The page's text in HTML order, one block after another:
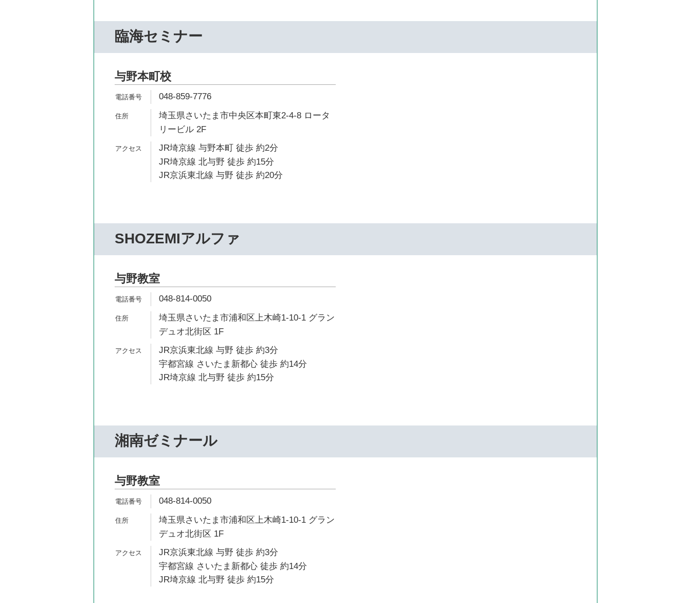
臨海セミナー
与野本町校
048-859-7776
埼玉県さいたま市中央区本町東2-4-8 ロータ
リービル 2F
JR埼京線 与野本町 徒歩 約2分
JR埼京線 北与野 徒歩 約15分
JR京浜東北線 与野 徒歩 約20分
SHOZEMIアルファ
与野教室
048-814-0050
埼玉県さいたま市浦和区上木崎1-10-1 グラン
デュオ北街区 1F
JR京浜東北線 与野 徒歩 約3分
宇都宮線 さいたま新都心 徒歩 約14分
JR埼京線 北与野 徒歩 約15分
湘南ゼミナール
与野教室
048-814-0050
埼玉県さいたま市浦和区上木崎1-10-1 グラン
デュオ北街区 1F
JR京浜東北線 与野 徒歩 約3分
宇都宮線 さいたま新都心 徒歩 約14分
JR埼京線 北与野 徒歩 約15分